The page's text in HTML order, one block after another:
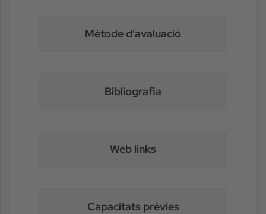
Mètode d'avaluació
Bibliografia
Web links
Capacitats prèvies